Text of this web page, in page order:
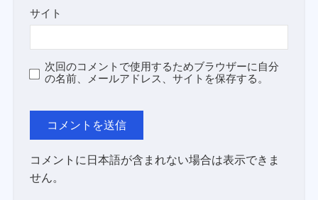
サイト
次回のコメントで使用するためブラウザーに自分
の名前、メールアドレス、サイトを保存する。
コメントに日本語が含まれない場合は表示できま
せん。